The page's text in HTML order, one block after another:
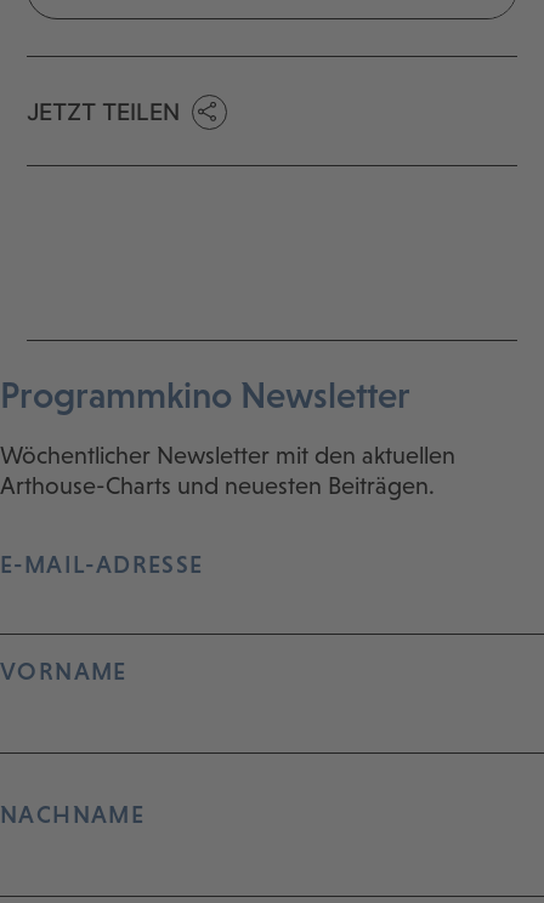
JETZT TEILEN
Programmkino Newsletter
Wöchentlicher Newsletter mit den aktuellen
Arthouse-Charts und neuesten Beiträgen.
E-MAIL-ADRESSE
VORNAME
NACHNAME